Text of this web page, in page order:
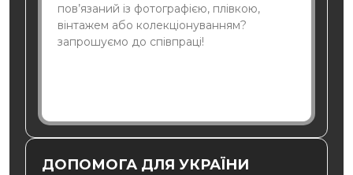
пов’язаний із фотографією, плівкою,
вінтажем або колекціонуванням?
запрошуємо до співпраці!
ДОПОМОГА ДЛЯ УКРАЇНИ